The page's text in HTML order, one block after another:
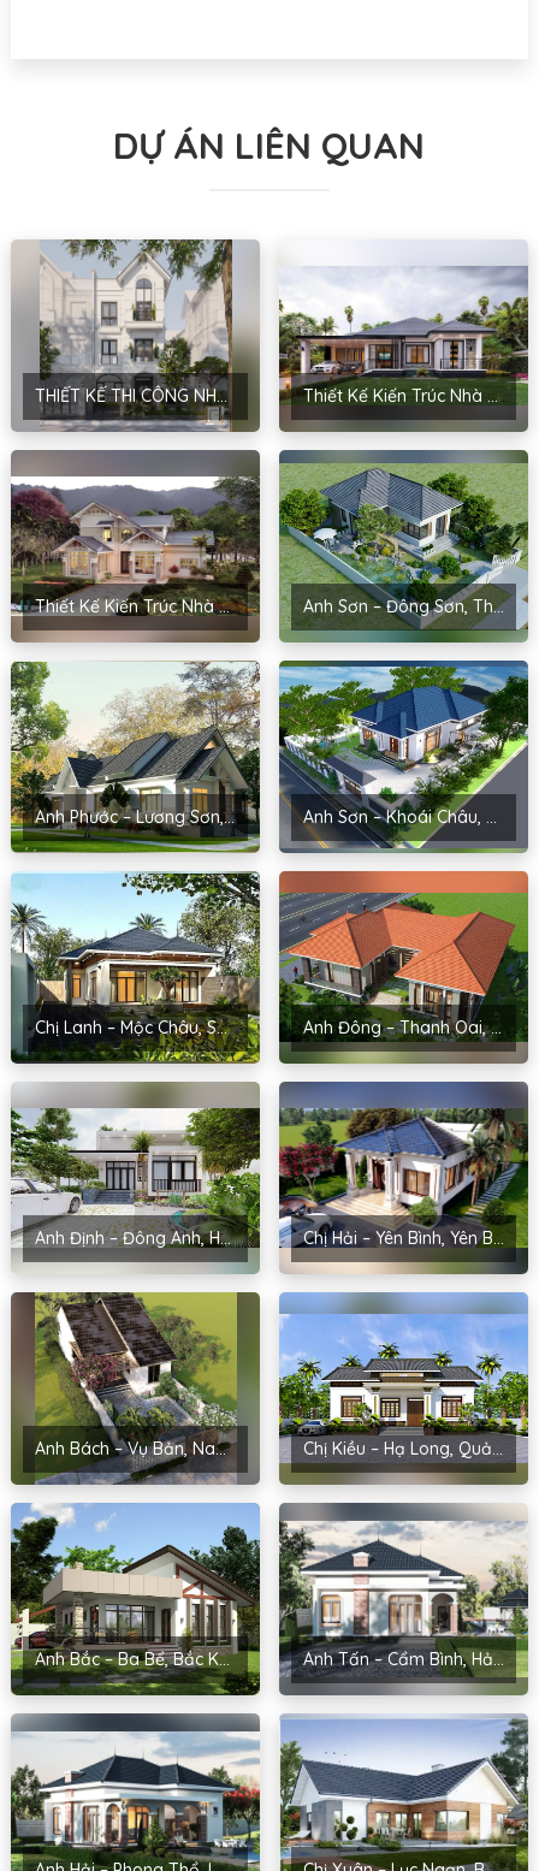
DỰ ÁN LIÊN QUAN
THIẾT KẾ THI CÔNG NHÀ HIỆN ĐẠI CỦA ANH PHƯƠNG TẠI HÀ NỘI Thiết Kế Kiến Trúc Nhà Sân Vườn Của Chị Hoài – Thanh Miện, Hải Dương
Thiết Kế Kiến Trúc Nhà Đẹp Tại Hải Dương Cho Anh Hậu – Cẩm Bình Anh Sơn – Đông Sơn, Thanh Hóa
Anh Phước – Lương Sơn, Hòa Bình Anh Sơn – Khoái Châu, Hưng Yên
Chị Lanh – Mộc Châu, Sơn La Anh Đông – Thanh Oai, Hà Nội
Anh Định – Đông Anh, Hà Nội Chị Hải – Yên Bình, Yên Bái
Anh Bách – Vụ Bản, Nam Định Chị Kiều – Hạ Long, Quảng Ninh
Anh Bắc – Ba Bể, Bắc Kạn Anh Tấn – Cẩm Bình, Hải Dương